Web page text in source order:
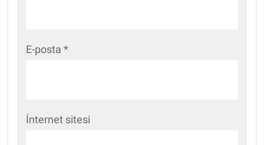
E-posta *
İnternet sitesi